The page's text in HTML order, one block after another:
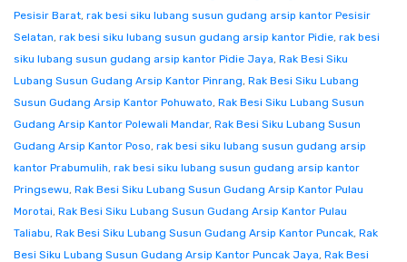
Pesisir Barat, rak besi siku lubang susun gudang arsip kantor Pesisir
Selatan, rak besi siku lubang susun gudang arsip kantor Pidie, rak besi
siku lubang susun gudang arsip kantor Pidie Jaya, Rak Besi Siku
Lubang Susun Gudang Arsip Kantor Pinrang, Rak Besi Siku Lubang
Susun Gudang Arsip Kantor Pohuwato, Rak Besi Siku Lubang Susun
Gudang Arsip Kantor Polewali Mandar, Rak Besi Siku Lubang Susun
Gudang Arsip Kantor Poso, rak besi siku lubang susun gudang arsip
kantor Prabumulih, rak besi siku lubang susun gudang arsip kantor
Pringsewu, Rak Besi Siku Lubang Susun Gudang Arsip Kantor Pulau
Morotai, Rak Besi Siku Lubang Susun Gudang Arsip Kantor Pulau
Taliabu, Rak Besi Siku Lubang Susun Gudang Arsip Kantor Puncak, Rak
Besi Siku Lubang Susun Gudang Arsip Kantor Puncak Jaya, Rak Besi